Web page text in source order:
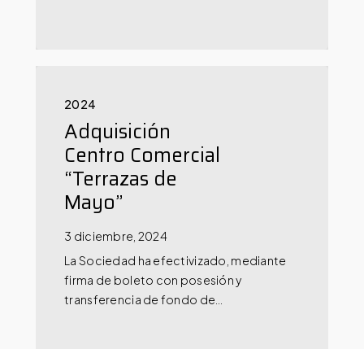
2024
Adquisición
Centro Comercial
“Terrazas de
Mayo”
3 diciembre, 2024
La Sociedad ha efectivizado, mediante
firma de boleto con posesión y
transferencia de fondo de…